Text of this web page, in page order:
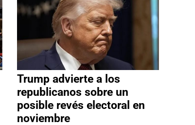
Trump advierte a los
republicanos sobre un
posible revés electoral en
noviembre